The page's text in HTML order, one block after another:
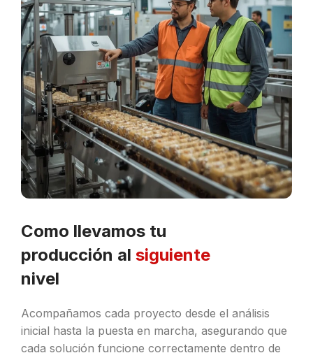
Como llevamos tu
producción al siguiente
nivel
Acompañamos cada proyecto desde el análisis
inicial hasta la puesta en marcha, asegurando que
cada solución funcione correctamente dentro de